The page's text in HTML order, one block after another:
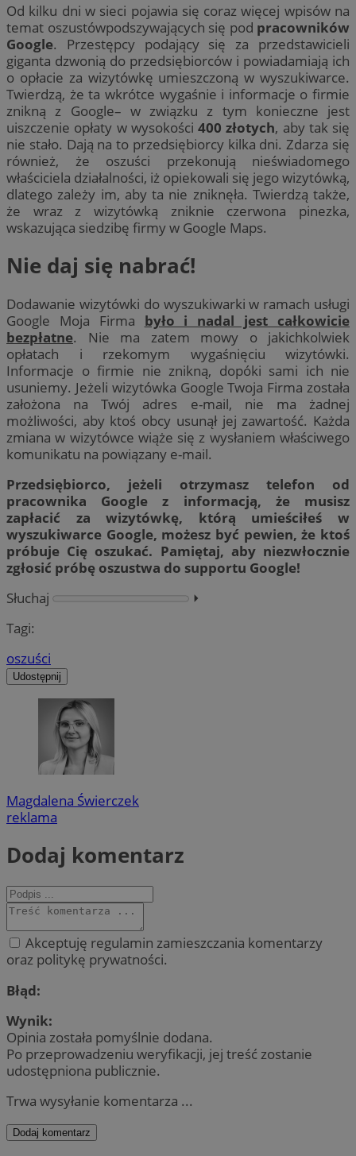
Od kilku dni w sieci pojawia się coraz więcej wpisów na
temat oszustówpodszywających się pod pracowników
Google. Przestępcy podający się za przedstawicieli
giganta dzwonią do przedsiębiorców i powiadamiają ich
o opłacie za wizytówkę umieszczoną w wyszukiwarce.
Twierdzą, że ta wkrótce wygaśnie i informacje o firmie
znikną z Google– w związku z tym konieczne jest
uiszczenie opłaty w wysokości 400 złotych, aby tak się
nie stało. Dają na to przedsiębiorcy kilka dni. Zdarza się
również, że oszuści przekonują nieświadomego
właściciela działalności, iż opiekowali się jego wizytówką,
dlatego zależy im, aby ta nie zniknęła. Twierdzą także,
że wraz z wizytówką zniknie czerwona pinezka,
wskazująca siedzibę firmy w Google Maps.
Nie daj się nabrać!
Dodawanie wizytówki do wyszukiwarki w ramach usługi
Google Moja Firma było i nadal jest całkowicie
bezpłatne. Nie ma zatem mowy o jakichkolwiek
opłatach i rzekomym wygaśnięciu wizytówki.
Informacje o firmie nie znikną, dopóki sami ich nie
usuniemy. Jeżeli wizytówka Google Twoja Firma została
założona na Twój adres e-mail, nie ma żadnej
możliwości, aby ktoś obcy usunął jej zawartość. Każda
zmiana w wizytówce wiąże się z wysłaniem właściwego
komunikatu na powiązany e-mail.
Przedsiębiorco, jeżeli otrzymasz telefon od
pracownika Google z informacją, że musisz
zapłacić za wizytówkę, którą umieściłeś w
wyszukiwarce Google, możesz być pewien, że ktoś
próbuje Cię oszukać. Pamiętaj, aby niezwłocznie
zgłosić próbę oszustwa do supportu Google!
Słuchaj
⏵︎
Tagi:
oszuści
Udostępnij
Magdalena Świerczek
reklama
Dodaj komentarz
Akceptuję regulamin zamieszczania komentarzy
oraz politykę prywatności.
Błąd:
Wynik:
Opinia została pomyślnie dodana.
Po przeprowadzeniu weryfikacji, jej treść zostanie
udostępniona publicznie.
Trwa wysyłanie komentarza ...
Dodaj komentarz